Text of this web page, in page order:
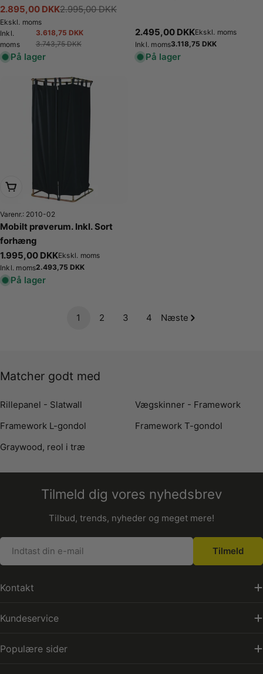
hvid, plade i hvid. B 100 x
D100 x H 210 cm.
Tilbudspris
2.895,00 DKK
Normalpris 2.995,00 DKK
Ekskl. moms
Inkl.
moms
Tilbudspris
3.618,75 DKK
Normalpris
3.743,75 DKK
På lager
Normalpris
2.495,00 DKKEkskl. moms
Inkl. momsNormalpris
3.118,75 DKK
På lager
Læg i kurv
Varenr.: 2010-02
Mobilt prøverum. Inkl. Sort
forhæng
Normalpris
1.995,00 DKKEkskl. moms
Inkl. momsNormalpris
2.493,75 DKK
På lager
1 2 3 4 Næste
Matcher godt med
Rillepanel - Slatwall
Vægskinner - Framework
Framework L-gondol
Framework T-gondol
Graywood, reol i træ
Kontakt
Kundeservice
Populære sider
Tilmeld dig vores nyhedsbrev
Tilbud, trends, nyheder og meget mere!
E-
mail
Tilmeld